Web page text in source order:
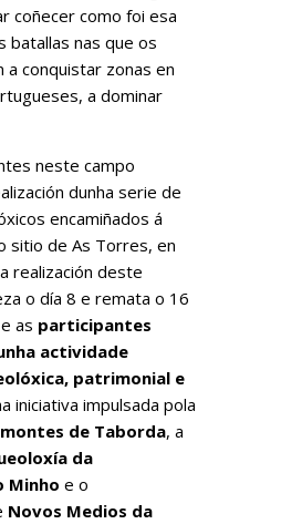
coñecer como foi esa
batallas nas que os
a conquistar zonas en
a dominar
neste campo
dunha serie de
encamiñados á
sitio de As Torres, en
realización deste
o día 8 e remata o 16
as participantes
actividade
patrimonial e
iniciativa impulsada pola
de Taborda, a
da
Minho e o
Novos Medios da